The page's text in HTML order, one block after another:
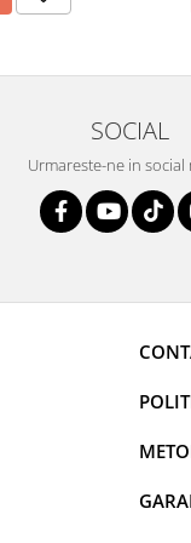
SOCIAL
Urmareste-ne in social